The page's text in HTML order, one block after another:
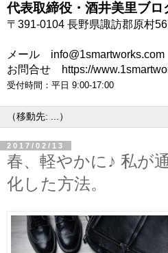
代表取締役・酒井美里ブロ
〒391-0104 長野県諏訪郡原村
メール info@1smartworks.com
お問合せ https://
受付時間：平日 9:00-17:00
2017/02/13
春、軽やかに♪ 私が
化した方法。